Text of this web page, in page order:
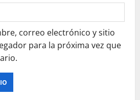
correo electrónico y sitio
para la próxima vez que